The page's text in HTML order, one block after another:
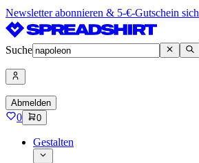
Newsletter abonnieren & 5-€-Gutschein
Suche
Abmelden
0 0
Gestalten